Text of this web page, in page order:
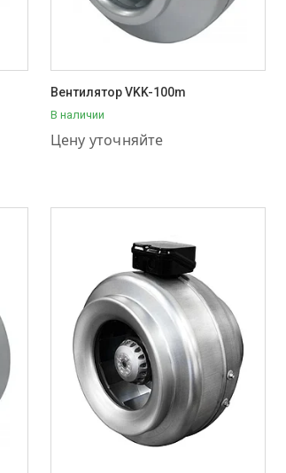
Вентилятор VKK-100m
В наличии
Цену уточняйте
+7 (707) 111-57-56